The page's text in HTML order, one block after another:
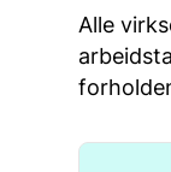
Alle